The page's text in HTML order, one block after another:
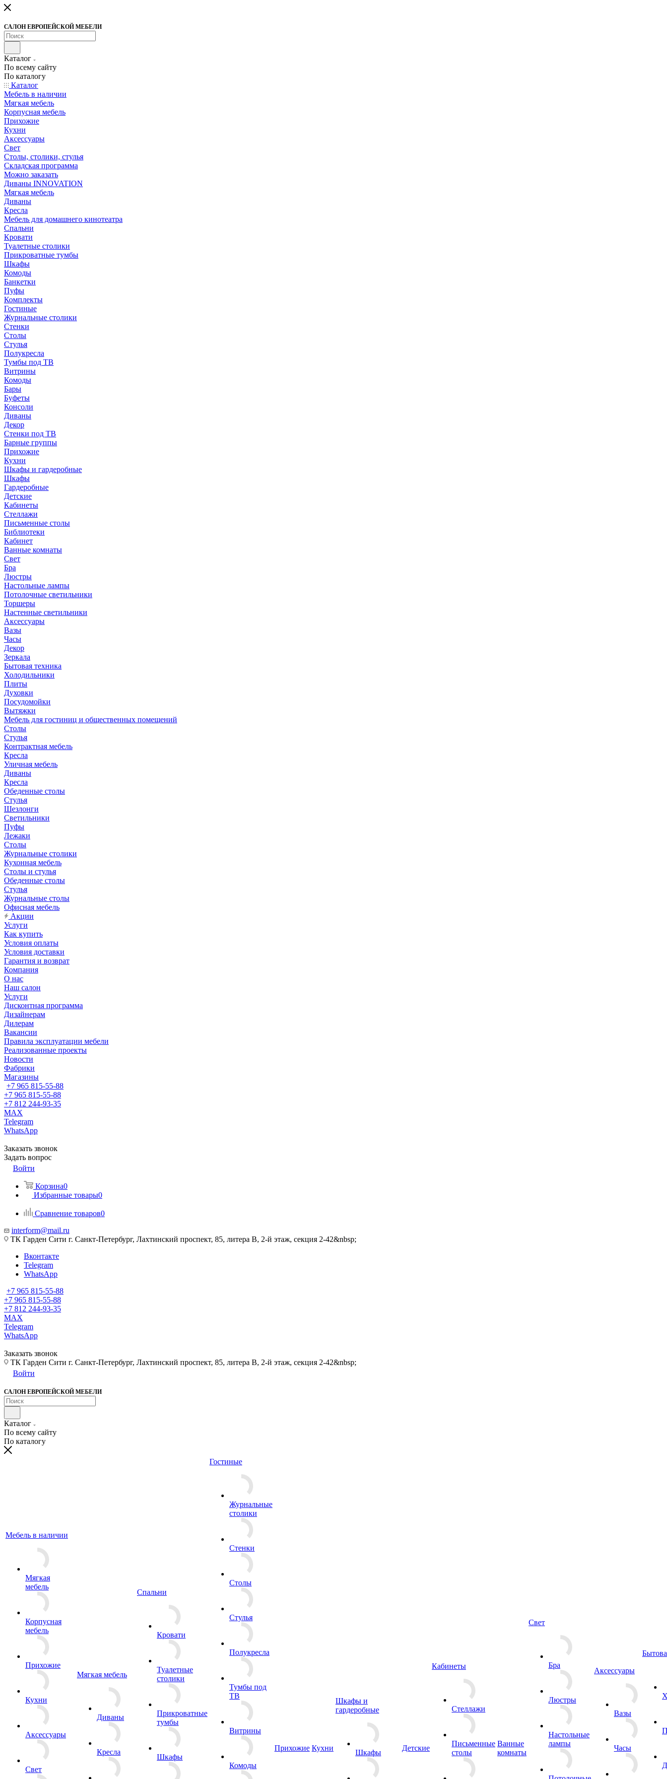
САЛОН ЕВРОПЕЙСКОЙ МЕБЕЛИ
Каталог
По всему сайту
По каталогу
Каталог
Мебель в наличии
Мягкая мебель
Корпусная мебель
Прихожие
Кухни
Аксессуары
Свет
Столы, столики, стулья
Складская программа
Можно заказать
Диваны INNOVATION
Мягкая мебель
Диваны
Кресла
Мебель для домашнего кинотеатра
Спальни
Кровати
Туалетные столики
Прикроватные тумбы
Шкафы
Комоды
Банкетки
Пуфы
Комплекты
Гостиные
Журнальные столики
Стенки
Столы
Стулья
Полукресла
Тумбы под ТВ
Витрины
Комоды
Бары
Буфеты
Консоли
Диваны
Декор
Стенки под ТВ
Барные группы
Прихожие
Кухни
Шкафы и гардеробные
Шкафы
Гардеробные
Детские
Кабинеты
Стеллажи
Письменные столы
Библиотеки
Кабинет
Ванные комнаты
Свет
Бра
Люстры
Настольные лампы
Потолочные светильники
Торшеры
Настенные светильники
Аксессуары
Вазы
Часы
Декор
Зеркала
Бытовая техника
Холодильники
Плиты
Духовки
Посудомойки
Вытяжки
Мебель для гостиниц и общественных помещений
Столы
Стулья
Контрактная мебель
Кресла
Уличная мебель
Диваны
Кресла
Обеденные столы
Стулья
Шезлонги
Светильники
Пуфы
Лежаки
Столы
Журнальные столики
Кухонная мебель
Столы и стулья
Обеденные столы
Стулья
Журнальные столы
Офисная мебель
Акции
Услуги
Как купить
Условия оплаты
Условия доставки
Гарантия и возврат
Компания
О нас
Наш салон
Услуги
Дисконтная программа
Дизайнерам
Дилерам
Вакансии
Правила эксплуатации мебели
Реализованные проекты
Новости
Фабрики
Магазины
+7 965 815-55-88
+7 965 815-55-88
+7 812 244-93-35
MAX
Telegram
WhatsApp
Заказать звонок
Задать вопрос
Войти
Корзина0
Избранные товары0
Сравнение товаров0
interform@mail.ru
ТК Гарден Сити г. Санкт-Петербург, Лахтинский проспект, 85, литера В, 2-й этаж, секция 2-42&nbsp;
Вконтакте
Telegram
WhatsApp
+7 965 815-55-88
+7 965 815-55-88
+7 812 244-93-35
MAX
Telegram
WhatsApp
Заказать звонок
ТК Гарден Сити г. Санкт-Петербург, Лахтинский проспект, 85, литера В, 2-й этаж, секция 2-42&nbsp;
Войти
САЛОН ЕВРОПЕЙСКОЙ МЕБЕЛИ
Каталог
По всему сайту
По каталогу
Мебель в наличии
Мягкая
мебель
Корпусная
мебель
Прихожие
Кухни
Аксессуары
Свет
Мягкая мебель
Диваны
Кресла
Спальни
Кровати
Туалетные
столики
Прикроватные
тумбы
Шкафы
Гостиные
Журнальные
столики
Стенки
Столы
Стулья
Полукресла
Тумбы под
ТВ
Витрины
Комоды
Прихожие Кухни
Шкафы и
гардеробные
Шкафы
Детские
Кабинеты
Стеллажи
Письменные
столы
Ванные
комнаты
Свет
Бра
Люстры
Настольные
лампы
Аксессуары
Вазы
Часы